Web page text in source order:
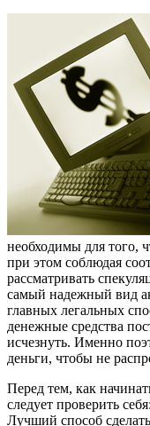
необходимы для того,
при этом соблюдая
рассматривать
самый надежный вид
главных легальных
денежные средства
исчезнуть. Именно
деньги, чтобы не
Перед тем, как
следует проверить
Лучший способ